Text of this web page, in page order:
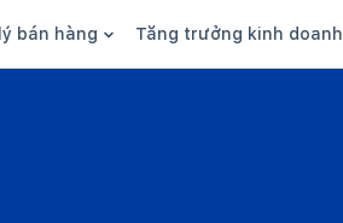
bán hàng Tăng trưởng kinh doanh